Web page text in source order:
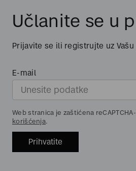
Učlanite se u
Prijavite se ili registrujte uz
E-mail
Web stranica je zaštićena
korišćenja.
Prihvatite